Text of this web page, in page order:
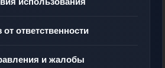
от ответственности
и жалобы